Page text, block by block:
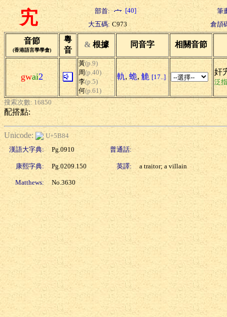
宄 部首: [40]
筆
大五碼: C973 倉頡
音節
(香港語言學學會)
粵
音
& 根據 同音字 相關音節
gwai2
黃(p.9)
周(p.40)
李(p.5)
何(p.61)
軌, 蛫, 觤 [17..]
奸
泛
搜索次數: 16850
配搭點:
Unicode:
U+5B84
漢語大字典:
Pg.0910 普通話:
康熙字典: Pg.0209.150 英譯: a traitor; a villain
Matthews: No.3630